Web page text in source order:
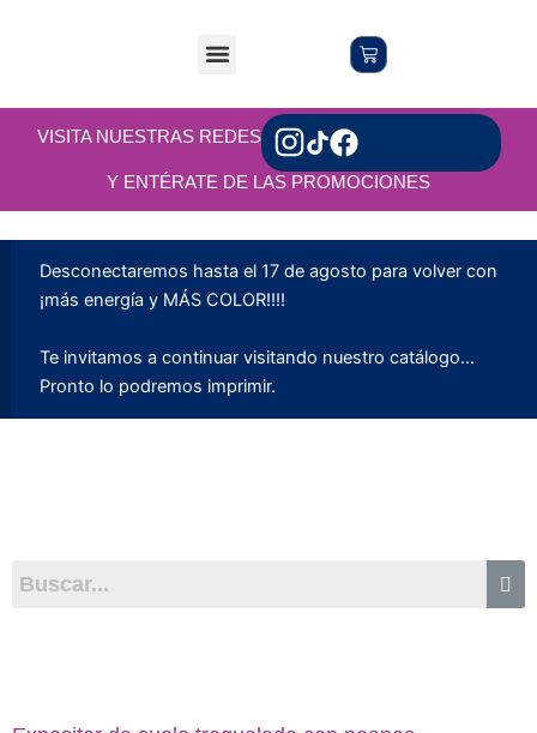
Menu Cart
VISITA NUESTRAS REDES
Y ENTÉRATE DE LAS PROMOCIONES
Desconectaremos hasta el 17 de agosto para volver con
¡más energía y MÁS COLOR!!!!
Te invitamos a continuar visitando nuestro catálogo...
Pronto lo podremos imprimir.